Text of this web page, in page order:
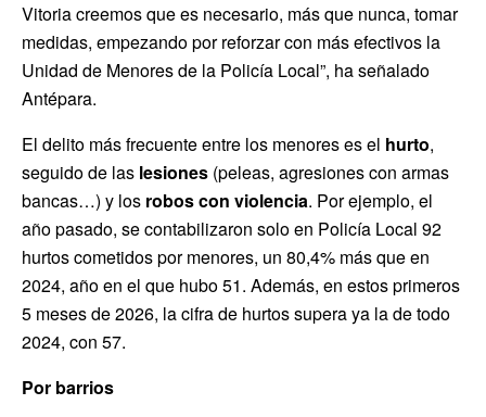
Vitoria creemos que es necesario, más que nunca, tomar
medidas, empezando por reforzar con más efectivos la
Unidad de Menores de la Policía Local”, ha señalado
Antépara.
El delito más frecuente entre los menores es el hurto,
seguido de las lesiones (peleas, agresiones con armas
bancas…) y los robos con violencia. Por ejemplo, el
año pasado, se contabilizaron solo en Policía Local 92
hurtos cometidos por menores, un 80,4% más que en
2024, año en el que hubo 51. Además, en estos primeros
5 meses de 2026, la cifra de hurtos supera ya la de todo
2024, con 57.
Por barrios